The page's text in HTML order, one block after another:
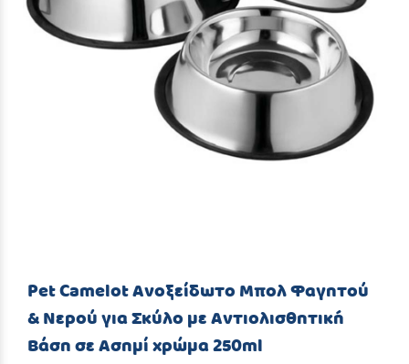
Pet Camelot Ανοξείδωτο Μπολ Φαγητού
& Νερού για Σκύλο με Αντιολισθητική
Βάση σε Ασημί χρώμα 250ml